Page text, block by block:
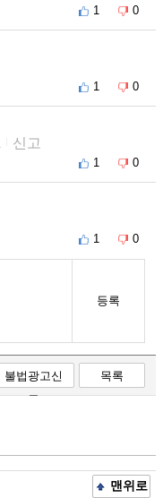
1 0
1 0
신고
1 0
1 0
등록
불법광고신
고
목록
맨위로